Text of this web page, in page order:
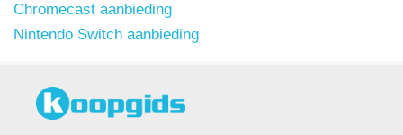
Chromecast aanbieding
Nintendo Switch aanbieding